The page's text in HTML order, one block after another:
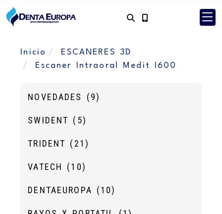
Inicio
ESCANERES 3D
Escaner Intraoral Medit I600
NOVEDADES (9)
SWIDENT (5)
TRIDENT (21)
VATECH (10)
DENTAEUROPA (10)